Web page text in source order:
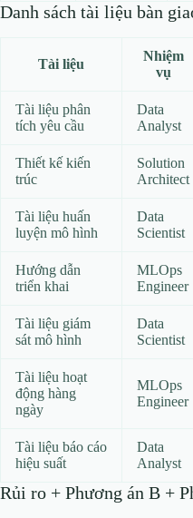
Danh sách tài liệu bàn
Tài liệu
Nhiệm
vụ
Tài liệu phân
tích yêu cầu
Data
Analyst
Thiết kế kiến
trúc
Solution
Architect
Tài liệu huấn
luyện mô hình
Data
Scientist
Hướng dẫn
triển khai
MLOps
Engineer
Tài liệu giám
sát mô hình
Data
Scientist
Tài liệu hoạt
động hàng
ngày
MLOps
Engineer
Tài liệu báo cáo
hiệu suất
Data
Analyst
Rủi ro + Phương án B +